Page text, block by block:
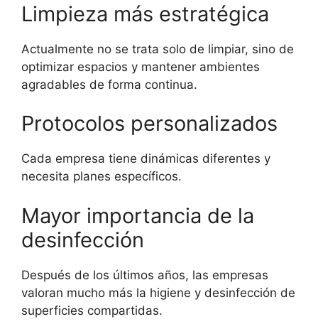
Limpieza más estratégica
Actualmente no se trata solo de limpiar, sino de
optimizar espacios y mantener ambientes
agradables de forma continua.
Protocolos personalizados
Cada empresa tiene dinámicas diferentes y
necesita planes específicos.
Mayor importancia de la
desinfección
Después de los últimos años, las empresas
valoran mucho más la higiene y desinfección de
superficies compartidas.